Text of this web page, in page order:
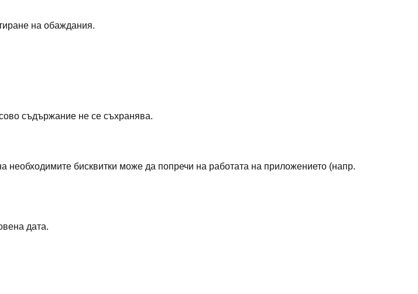
на обаждания.
съдържание не се съхранява.
необходимите бисквитки може да попречи на работата на приложението (напр.
дата.